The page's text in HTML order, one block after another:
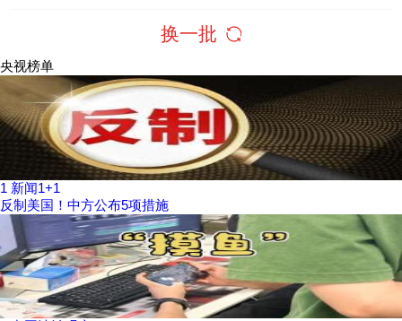
换一批
央视榜单
1 新闻1+1
反制美国！中方公布5项措施